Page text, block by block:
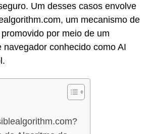
Um desses casos envolve
um mecanismo de
por meio de um
navegador conhecido como AI